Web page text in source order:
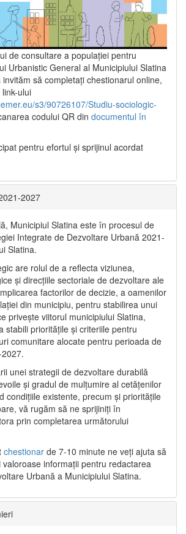
de consultare a populaţiei pentru
Urbanistic General al Municipiului Slatina
să completați chestionarul online,
ului
s3/90726107/Studiu-sociologic-
codului QR din documentul în
pentru efortul şi sprijinul acordat
2027
Municipiul Slatina este în procesul de
Integrate de Dezvoltare Urbană 2021‐
Slatina.
are rolul de a reflecta viziunea,
și direcțiile sectoriale de dezvoltare ale
factorilor de decizie, a oamenilor
din municipiu, pentru stabilirea unui
privește viitorul municipiului Slatina,
stabili prioritățile și criteriile pentru
comunitare alocate pentru perioada de
unei strategii de dezvoltare durabilă
și gradul de mulțumire al cetățenilor
condițiile existente, precum și prioritățile
vă rugăm să ne sprijiniți în
prin completarea următorului
chestionar de 7-10 minute ne veți ajuta să
informații pentru redactarea
Urbană a Municipiului Slatina.